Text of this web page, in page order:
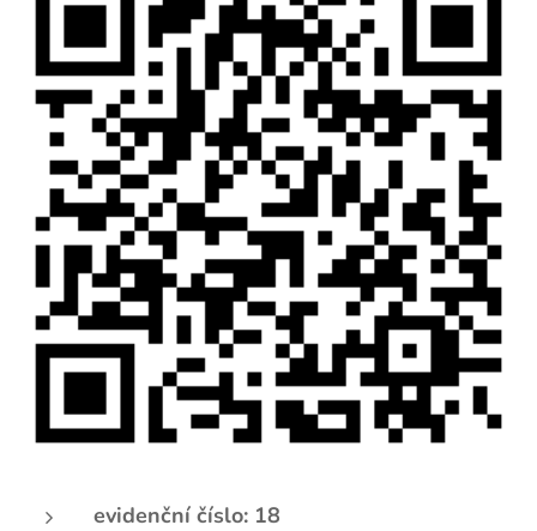
evidenční číslo: 18